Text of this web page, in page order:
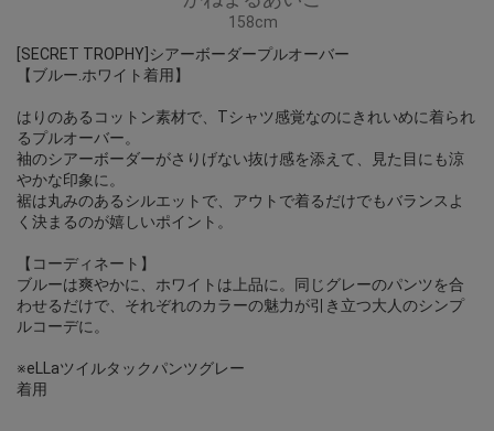
158cm
[SECRET TROPHY]シアーボーダープルオーバー
【ブルー.ホワイト着用】
はりのあるコットン素材で、Tシャツ感覚なのにきれいめに着られ
るプルオーバー。
袖のシアーボーダーがさりげない抜け感を添えて、見た目にも涼
やかな印象に。
裾は丸みのあるシルエットで、アウトで着るだけでもバランスよ
く決まるのが嬉しいポイント。
【コーディネート】
ブルーは爽やかに、ホワイトは上品に。同じグレーのパンツを合
わせるだけで、それぞれのカラーの魅力が引き立つ大人のシンプ
ルコーデに。
※eLLaツイルタックパンツグレー
着用